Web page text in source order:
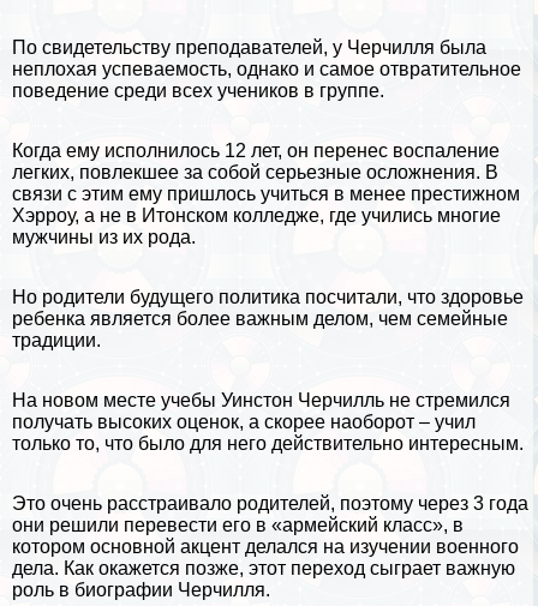
По свидетельству преподавателей, у Черчилля была
неплохая успеваемость, однако и самое отвратительное
поведение среди всех учеников в группе.
Когда ему исполнилось 12 лет, он перенес воспаление
легких, повлекшее за собой серьезные осложнения. В
связи с этим ему пришлось учиться в менее престижном
Хэрроу, а не в Итонском колледже, где учились многие
мужчины из их рода.
Но родители будущего политика посчитали, что здоровье
ребенка является более важным делом, чем семейные
традиции.
На новом месте учебы Уинстон Черчилль не стремился
получать высоких оценок, а скорее наоборот – учил
только то, что было для него действительно интересным.
Это очень расстраивало родителей, поэтому через 3 года
они решили перевести его в «армейский класс», в
котором основной акцент делался на изучении военного
дела. Как окажется позже, этот переход сыграет важную
роль в биографии Черчилля.